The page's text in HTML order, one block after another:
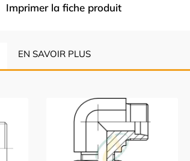
Imprimer la fiche produit
EN SAVOIR PLUS